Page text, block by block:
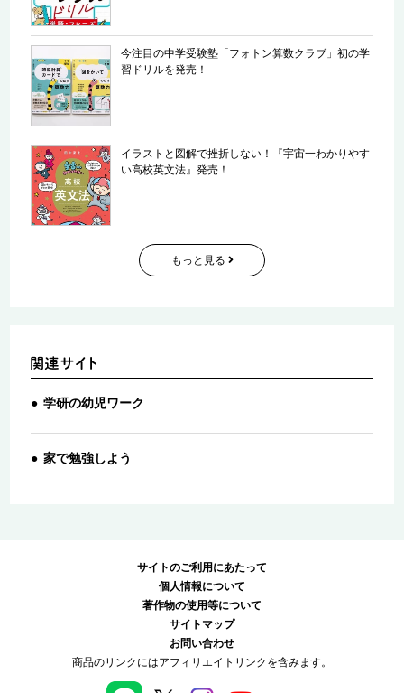
今注目の中学受験塾「フォトン算数クラブ」初の学
習ドリルを発売！
イラストと図解で挫折しない！『宇宙一わかりやす
い高校英文法』発売！
もっと見る
学研の幼児ワーク
家で勉強しよう
サイトのご利用にあたって
個人情報について
著作物の使用等について
サイトマップ
お問い合わせ
商品のリンクにはアフィリエイトリンクを含みます。